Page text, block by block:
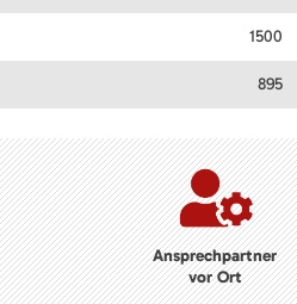
1500
895
Ansprechpartner
vor Ort